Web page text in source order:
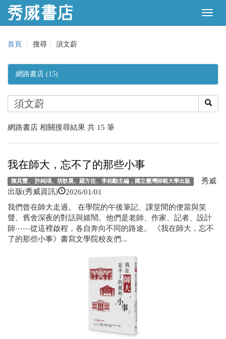
首頁 搜尋 須文蔚
網路書店 (15)
網路書店 相關搜尋結果 共 15 筆
我在師大，忘不了的那些小事
陳其豐、 許純瑀、胡歆晨、羅方佐、李柏勳主編，國立臺灣師範大學出版 秀威
出版(秀威資訊)
2026/01/01
我們曾在師大走過。 在學院的午後筆記、課堂間的便當與笑
聲、舊舍深夜的對話與嬉鬧。他們是老師、作家、記者、設計
師⋯⋯從這裡啟程，各自奔向不同的路途。 《我在師大，忘不
了的那些小事》書寫文學院校友們...